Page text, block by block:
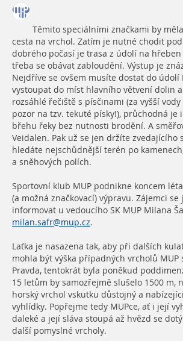
Těmito speciálními značkami by
cesta na vrchol. Zatím je nutné chodit
dobrého počasí je trasa z údolí na
třeba se obávat zabloudění. Výstup je
Nejdříve se ovšem musíte dostat do údolí
vystoupat do míst hlavního větvení dolin
rozsáhlé řečiště s písčinami (za vyšší
pozor na tzv. tekuté písky!), průchodná je
břehu řeky bez nutnosti brodění. A
Veidalen. Pak už se jen držíte zvedajícího
hledáte nejschůdnější terén po
a sněhových polích.
Sportovní klub MUP podnikne koncem
(a možná značkovací) výpravu. Zájemci
informovat u vedoucího SK MUP Milana
milan.safr@mup.cz.
Laťka je nasazena tak, aby při dalších
mohla být výška případných vrcholů MUP
Pravda, tentokrát byla poněkud
15 letům by samozřejmě slušelo 1500 m,
horský vrchol vskutku důstojný a
vyhlídky. Popřejme tedy MUPce, ať i její
daleké a její sláva stoupá až hvězd se
další pomyslné vrcholy.